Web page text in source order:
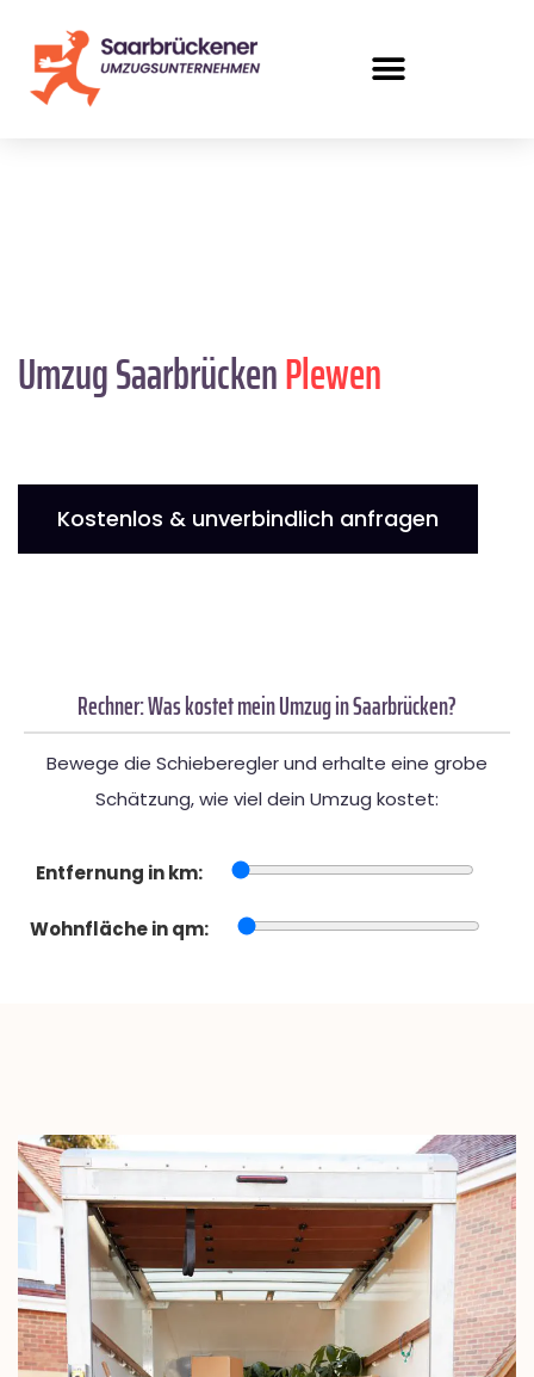
Umzug SaarbrückenPlewen
Kostenlos & unverbindlich anfragen
Rechner: Was kostet mein Umzug in Saarbrücken?
Bewege die Schieberegler und erhalte eine grobe
Schätzung, wie viel dein Umzug kostet:
Entfernung in km:
Wohnfläche in qm: